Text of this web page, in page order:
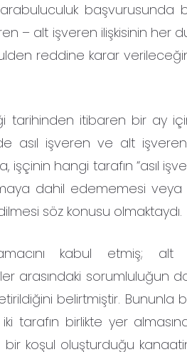
başvurusunda
– alt işveren ilişkisinin her
reddine karar
tarihinden itibaren bir ay
işveren ve alt
işçinin hangi tarafın “asıl
dahil edememesi veya
söz konusu olmaktaydı.
kabul etmiş; alt
arasındaki sorumluluğun
belirtmiştir. Bununla
birlikte yer
koşul oluşturduğu